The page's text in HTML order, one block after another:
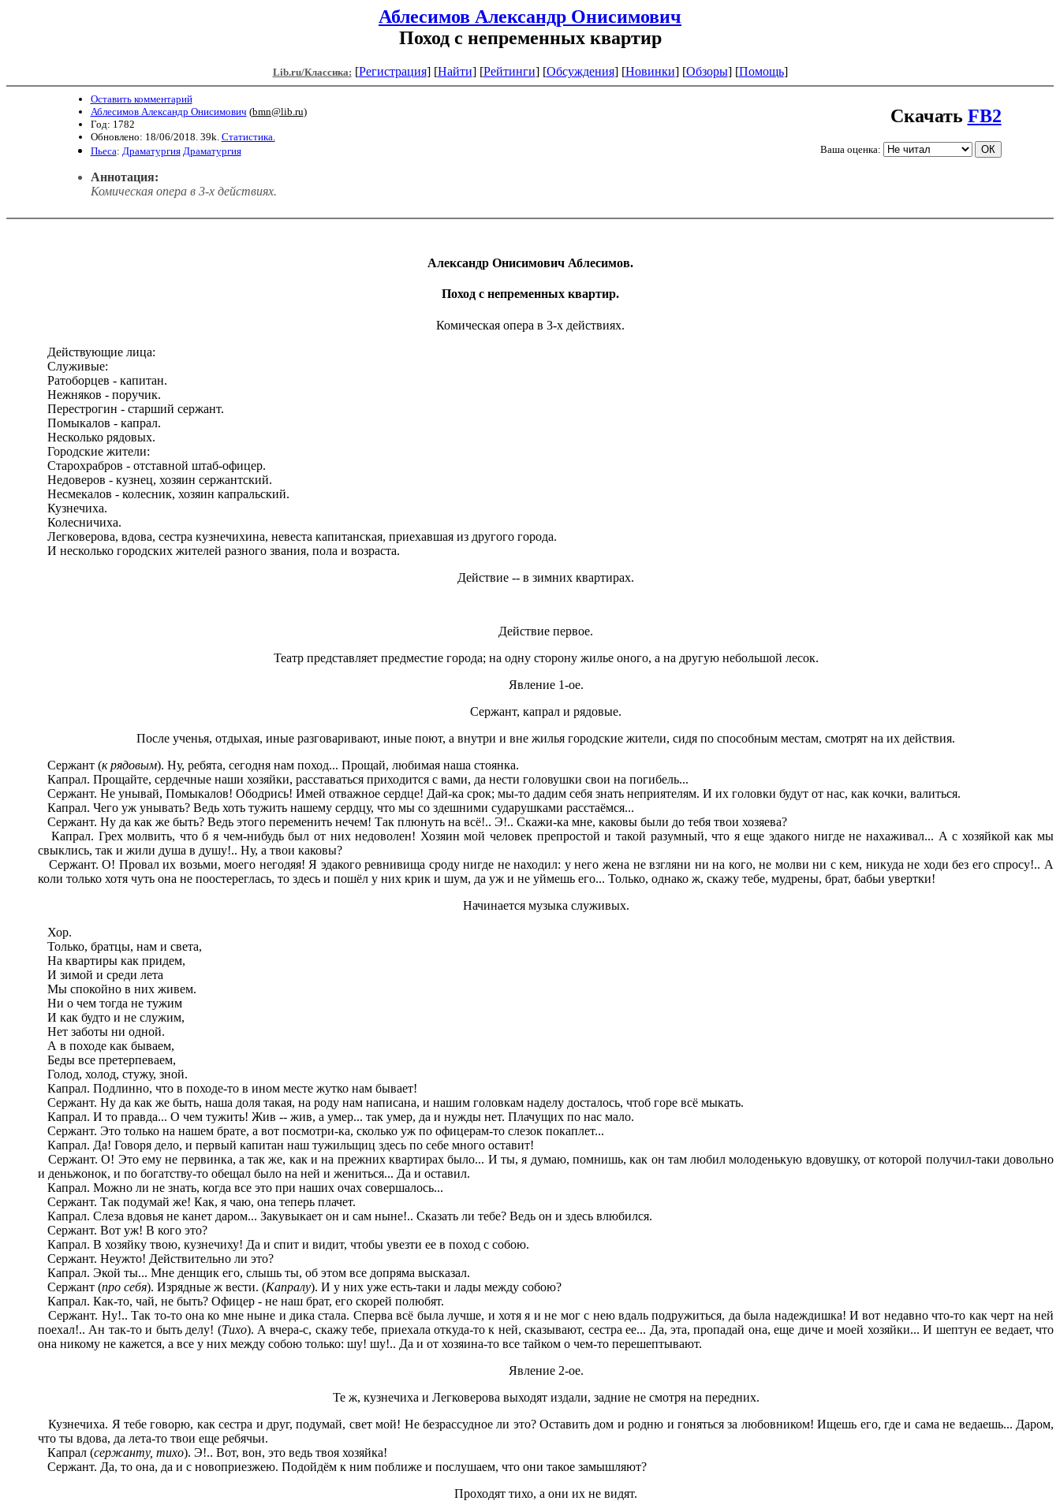
Аблесимов Александр Онисимович
Поход с непременных квартир
Lib.ru/Классика: [Регистрация] [Найти] [Рейтинги] [Обсуждения] [Новинки] [Обзоры] [Помощь]
Оставить комментарий
Аблесимов Александр Онисимович (bmn@lib.ru)
Год: 1782
Обновлено: 18/06/2018. 39k. Статистика.
Пьеса: Драматургия Драматургия
Скачать FB2
Ваша оценка:
Аннотация:
Комическая опера в 3-х действиях.
Александр Онисимович Аблесимов.
Поход с непременных квартир.
Комическая опера в 3-х действиях.
Действующие лица:
Служивые:
Ратоборцев - капитан.
Нежняков - поручик.
Перестрогин - старший сержант.
Помыкалов - капрал.
Несколько рядовых.
Городские жители:
Старохрабров - отставной штаб-офицер.
Недоверов - кузнец, хозяин сержантский.
Несмекалов - колесник, хозяин капральский.
Кузнечиха.
Колесничиха.
Легковерова, вдова, сестра кузнечихина, невеста капитанская, приехавшая из другого города.
И несколько городских жителей разного звания, пола и возраста.
Действие -- в зимних квартирах.
Действие первое.
Театр представляет предместие города; на одну сторону жилье оного, а на другую небольшой лесок.
Явление 1-ое.
Сержант, капрал и рядовые.
После ученья, отдыхая, иные разговаривают, иные поют, а внутри и вне жилья городские жители, сидя по способным местам, смотрят на их действия.
Сержант (к рядовым). Ну, ребята, сегодня нам поход... Прощай, любимая наша стоянка.
Капрал. Прощайте, сердечные наши хозяйки, расставаться приходится с вами, да нести головушки свои на погибель...
Сержант. Не унывай, Помыкалов! Ободрись! Имей отважное сердце! Дай-ка срок; мы-то дадим себя знать неприятелям. И их головки будут от нас, как кочки, валиться.
Капрал. Чего уж унывать? Ведь хоть тужить нашему сердцу, что мы со здешними сударушками расстаёмся...
Сержант. Ну да как же быть? Ведь этого переменить нечем! Так плюнуть на всё!.. Э!.. Скажи-ка мне, каковы были до тебя твои хозяева?
Капрал. Грех молвить, что б я чем-нибудь был от них недоволен! Хозяин мой человек препростой и такой разумный, что я еще эдакого нигде не нахаживал... А с хозяйкой как мы
свыклись, так и жили душа в душу!.. Ну, а твои каковы?
Сержант. О! Провал их возьми, моего негодяя! Я эдакого ревнивища сроду нигде не находил: у него жена не взгляни ни на кого, не молви ни с кем, никуда не ходи без его спросу!.. А
коли только хотя чуть она не поостереглась, то здесь и пошёл у них крик и шум, да уж и не уймешь его... Только, однако ж, скажу тебе, мудрены, брат, бабьи увертки!
Начинается музыка служивых.
Хор.
Только, братцы, нам и света,
На квартиры как придем,
И зимой и среди лета
Мы спокойно в них живем.
Ни о чем тогда не тужим
И как будто и не служим,
Нет заботы ни одной.
А в походе как бываем,
Беды все претерпеваем,
Голод, холод, стужу, зной.
Капрал. Подлинно, что в походе-то в ином месте жутко нам бывает!
Сержант. Ну да как же быть, наша доля такая, на роду нам написана, и нашим головкам наделу досталось, чтоб горе всё мыкать.
Капрал. И то правда... О чем тужить! Жив -- жив, а умер... так умер, да и нужды нет. Плачущих по нас мало.
Сержант. Это только на нашем брате, а вот посмотри-ка, сколько уж по офицерам-то слезок покаплет...
Капрал. Да! Говоря дело, и первый капитан наш тужильщиц здесь по себе много оставит!
Сержант. О! Это ему не первинка, а так же, как и на прежних квартирах было... И ты, я думаю, помнишь, как он там любил молоденькую вдовушку, от которой получил-таки довольно
и деньжонок, и по богатству-то обещал было на ней и жениться... Да и оставил.
Капрал. Можно ли не знать, когда все это при наших очах совершалось...
Сержант. Так подумай же! Как, я чаю, она теперь плачет.
Капрал. Слеза вдовья не канет даром... Закувыкает он и сам ныне!.. Сказать ли тебе? Ведь он и здесь влюбился.
Сержант. Вот уж! В кого это?
Капрал. В хозяйку твою, кузнечиху! Да и спит и видит, чтобы увезти ее в поход с собою.
Сержант. Неужто! Действительно ли это?
Капрал. Экой ты... Мне денщик его, слышь ты, об этом все допряма высказал.
Сержант (про себя). Изрядные ж вести. (Капралу). И у них уже есть-таки и лады между собою?
Капрал. Как-то, чай, не быть? Офицер - не наш брат, его скорей полюбят.
Сержант. Ну!.. Так то-то она ко мне ныне и дика стала. Сперва всё была лучше, и хотя я и не мог с нею вдаль подружиться, да была надеждишка! И вот недавно что-то как черт на ней
поехал!.. Ан так-то и быть делу! (Тихо). А вчера-с, скажу тебе, приехала откуда-то к ней, сказывают, сестра ее... Да, эта, пропадай она, еще диче и моей хозяйки... И шептун ее ведает, что
она никому не кажется, а все у них между собою только: шу! шу!.. Да и от хозяина-то все тайком о чем-то перешептывают.
Явление 2-ое.
Те ж, кузнечиха и Легковерова выходят издали, задние не смотря на передних.
Кузнечиха. Я тебе говорю, как сестра и друг, подумай, свет мой! Не безрассудное ли это? Оставить дом и родню и гоняться за любовником! Ищешь его, где и сама не ведаешь... Даром,
что ты вдова, да лета-то твои еще ребячьи.
Капрал (сержанту, тихо). Э!.. Вот, вон, это ведь твоя хозяйка!
Сержант. Да, то она, да и с новоприезжею. Подойдём к ним поближе и послушаем, что они такое замышляют?
Проходят тихо, а они их не видят.